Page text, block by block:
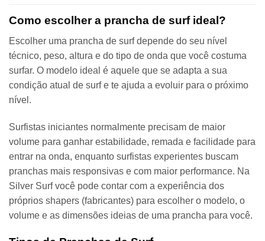
Como escolher a prancha de surf ideal?
Escolher uma prancha de surf depende do seu nível
técnico, peso, altura e do tipo de onda que você costuma
surfar. O modelo ideal é aquele que se adapta a sua
condição atual de surf e te ajuda a evoluir para o próximo
nível.
Surfistas iniciantes normalmente precisam de maior
volume para ganhar estabilidade, remada e facilidade para
entrar na onda, enquanto surfistas experientes buscam
pranchas mais responsivas e com maior performance. Na
Silver Surf você pode contar com a experiência dos
próprios shapers (fabricantes) para escolher o modelo, o
volume e as dimensões ideias de uma prancha para você.